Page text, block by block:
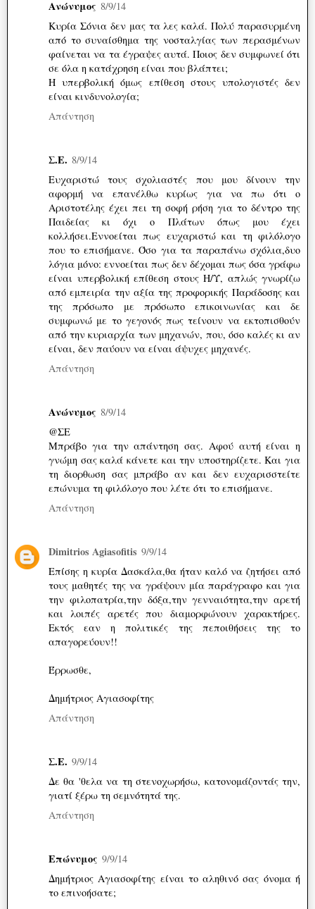
Ανώνυμος 8/9/14
Κυρία Σόνια δεν μας τα λες καλά. Πολύ παρασυρμένη
από το συναίσθημα της νοσταλγίας των περασμένων
φαίνεται να τα έγραψες αυτά. Ποιος δεν συμφωνεί ότι
σε όλα η κατάχρηση είναι που βλάπτει;
Η υπερβολική όμως επίθεση στους υπολογιστές δεν
είναι κινδυνολογία;
Απάντηση
Σ.Ε. 8/9/14
Ευχαριστώ τους σχολιαστές που μου δίνουν την
αφορμή να επανέλθω κυρίως για να πω ότι ο
Αριστοτέλης έχει πει τη σοφή ρήση για το δέντρο της
Παιδείας κι όχι ο Πλάτων όπως μου έχει
κολλήσει.Εννοείται πως ευχαριστώ και τη φιλόλογο
που το επισήμανε. Όσο για τα παραπάνω σχόλια,δυο
λόγια μόνο: εννοείται πως δεν δέχομαι πως όσα γράφω
είναι υπερβολική επίθεση στους Η/Υ, απλώς γνωρίζω
από εμπειρία την αξία της προφορικής Παράδοσης και
της πρόσωπο με πρόσωπο επικοινωνίας και δε
συμφωνώ με το γεγονός πως τείνουν να εκτοπισθούν
από την κυριαρχία των μηχανών, που, όσο καλές κι αν
είναι, δεν παύουν να είναι άψυχες μηχανές.
Απάντηση
Ανώνυμος 8/9/14
@ΣΕ
Μπράβο για την απάντηση σας. Αφού αυτή είναι η
γνώμη σας καλά κάνετε και την υποστηρίζετε. Και για
τη διορθωση σας μπράβο αν και δεν ευχαρισστείτε
επώνυμα τη φιλόλογο που λέτε ότι το επισήμανε.
Απάντηση
Dimitrios Agiasofitis 9/9/14
Επίσης η κυρία Δασκάλα,θα ήταν καλό να ζητήσει από
τους μαθητές της να γράψουν μία παράγραφο και για
την φιλοπατρία,την δόξα,την γενναιότητα,την αρετή
και λοιπές αρετές που διαμορφώνουν χαρακτήρες.
Εκτός εαν η πολιτικές της πεποιθήσεις της το
απαγορεύουν!!
Έρρωσθε,
Δημήτριος Αγιασοφίτης
Απάντηση
Σ.Ε. 9/9/14
Δε θα 'θελα να τη στενοχωρήσω, κατονομάζοντάς την,
γιατί ξέρω τη σεμνότητά της.
Απάντηση
Επώνυμος 9/9/14
Δημήτριος Αγιασοφίτης είναι το αληθινό σας όνομα ή
το επινοήσατε;